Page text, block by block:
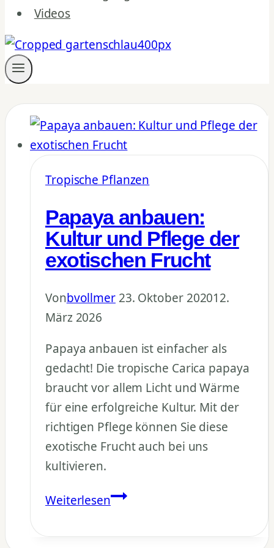
Videos
Tropische Pflanzen
Papaya anbauen:
Kultur und Pflege der
exotischen Frucht
Vonbvollmer 23. Oktober 202012.
März 2026
Papaya anbauen ist einfacher als
gedacht! Die tropische Carica papaya
braucht vor allem Licht und Wärme
für eine erfolgreiche Kultur. Mit der
richtigen Pflege können Sie diese
exotische Frucht auch bei uns
kultivieren.
WeiterlesenPapaya
Kultur